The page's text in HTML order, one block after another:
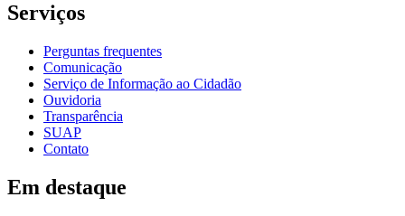
Serviços
Perguntas frequentes
Comunicação
Serviço de Informação ao Cidadão
Ouvidoria
Transparência
SUAP
Contato
Em destaque